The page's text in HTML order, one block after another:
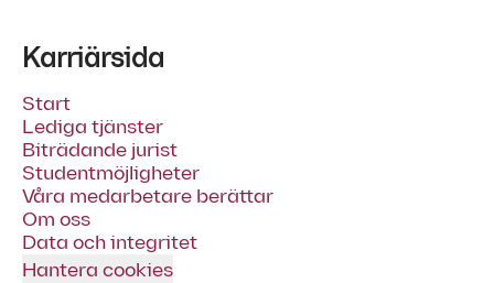
Karriärsida
Start
Lediga tjänster
Biträdande jurist
Studentmöjligheter
Våra medarbetare berättar
Om oss
Data och integritet
Hantera cookies